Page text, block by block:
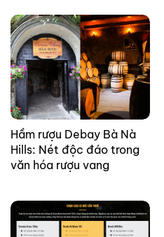
Hầm rượu Debay Bà Nà
Hills: Nét độc đáo trong
văn hóa rượu vang